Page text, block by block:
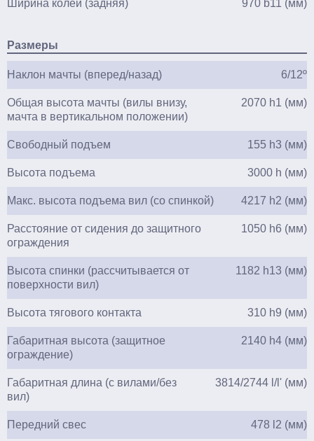
Ширина колеи (задняя) 970 b11 (мм)
Размеры
Наклон мачты (вперед/назад) 6/12º
Общая высота мачты (вилы внизу,
мачта в вертикальном положении)
2070 h1 (мм)
Свободный подъем 155 h3 (мм)
Высота подъема 3000 h (мм)
Макс. высота подъема вил (со спинкой) 4217 h2 (мм)
Расстояние от сидения до защитного
ограждения
1050 h6 (мм)
Высота спинки (рассчитывается от
поверхности вил)
1182 h13 (мм)
Высота тягового контакта 310 h9 (мм)
Габаритная высота (защитное
ограждение)
2140 h4 (мм)
Габаритная длина (с вилами/без
вил)
3814/2744 l/l' (мм)
Передний свес 478 l2 (мм)